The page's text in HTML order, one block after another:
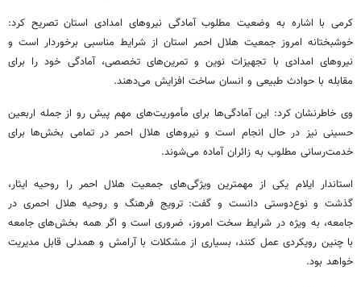
کرمی با اشاره به وضعیت مطلوب آمادگی نیروهای امدادی استان تصریح کرد:
خوشبختانه امروز جمعیت هلال احمر استان از شرایط مناسبی برخوردار است و
نیروهای امدادی با تجهیزات نوین و تمرین‌های تخصصی، آمادگی خود را برای
مقابله با حوادث طبیعی و انسان ساخت افزایش می‌دهند.
وی خاطرنشان کرد: این آمادگی‌ها برای مأموریت‌های مهم پیش رو از جمله اربعین
حسینی نیز در حال انجام است و نیروهای هلال احمر در تمامی بخش‌ها برای
خدمت‌رسانی مطلوب به زائران آماده می‌شوند.
استاندار ایلام یکی از مهمترین ویژگی‌های جمعیت هلال احمر را روحیه ایثار،
گذشت و نوع‌دوستی دانست و گفت: ترویج فرهنگ و روحیه هلال احمری در
جامعه، به ویژه در شرایط سخت امروز، ضروری است و اگر همه بخش‌های جامعه
با چنین رویکردی عمل کنند، بسیاری از مشکلات با آرامش و همدلی قابل مدیریت
خواهد بود.